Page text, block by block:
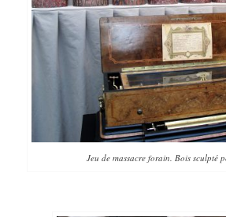
Jeu de massacre forain. Bois sculpté